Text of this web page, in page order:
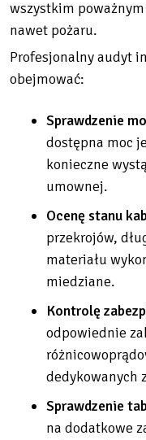
wszystkim
nawet pożaru.
Profesjonalny audyt
obejmować:
Sprawdzenie
dostępna moc
konieczne
umownej.
Ocenę stanu
przekrojów,
materiału
miedziane.
Kontrolę
odpowiednie
dedykowanych
Sprawdzenie
na dodatkowe